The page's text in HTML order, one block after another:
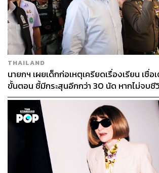
‘เปลี่ยนลูกค้าให้กลายเป็นแฟน เคล็ดลั
โซเชียล’
เวทีเสวนาแบบใกล้ชิดที่ได้4 ร้านค้ารุ่นพี่ที่เ
มาแชร์ประสบการณ์และเทคนิ
การทำความเข้าใจความต้องการของลูกค้า
ความจริงใจ โดยเฉพาะกลุ่มสินค้าแฟชั่นที่ผู้
อารมณ์ อาจจะต้องทำตัวให้เหมือนเพื่อนที่อ
ดีๆ และเหมาะกับเขาเท่านั้น อีกทั้งยังต้องดูแ
ก่อนการขายหรือหลังการขาย สำคัญที่สุดคือ
เครื่องมือในLINE SHOPPING
มาช่วยให้
THAILAND
นายกฯ เผยเด็กก่อเหตุเครียดเรื่องเรียน เชื่อ
ขั้นตอน ชี้มีกระสุนอีกกว่า 30 นัด หากไม่จบชี
สูญเสียเพิ่ม